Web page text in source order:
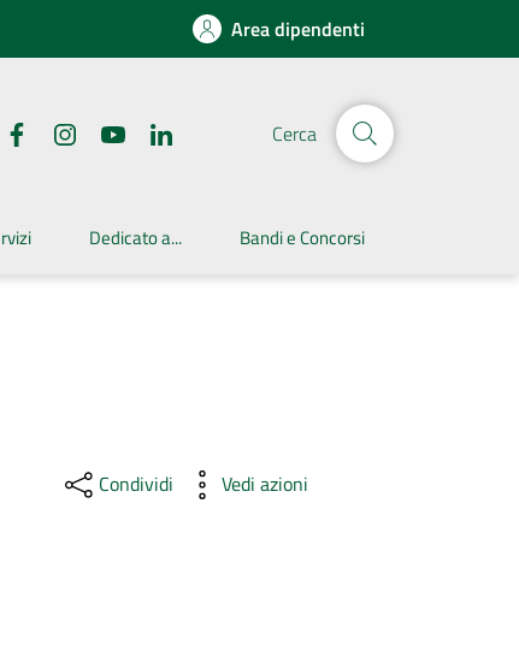
Area dipendenti
Cerca
Dedicato a... Bandi e Concorsi
Condividi Vedi azioni